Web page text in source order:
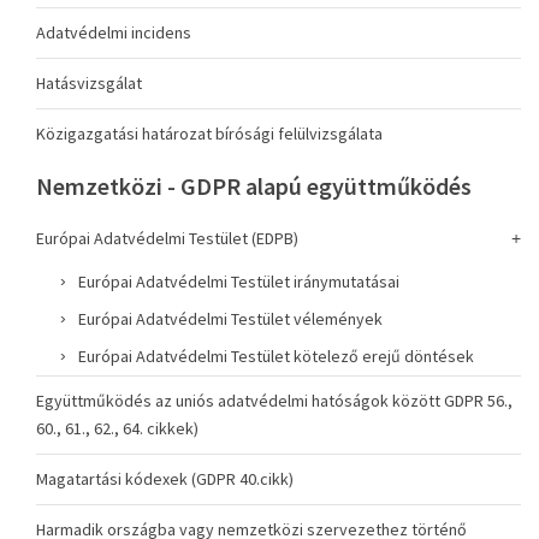
Adatvédelmi incidens
Hatásvizsgálat
Közigazgatási határozat bírósági felülvizsgálata
Nemzetközi - GDPR alapú együttműködés
Európai Adatvédelmi Testület (EDPB)
Európai Adatvédelmi Testület iránymutatásai
Európai Adatvédelmi Testület vélemények
Európai Adatvédelmi Testület kötelező erejű döntések
Együttműködés az uniós adatvédelmi hatóságok között GDPR 56.,
60., 61., 62., 64. cikkek)
Magatartási kódexek (GDPR 40.cikk)
Harmadik országba vagy nemzetközi szervezethez történő